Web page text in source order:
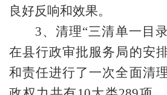
良好反响和效果。
3、清理“三清单一目
在县行政审批服务局的安
和责任进行了一次全面清